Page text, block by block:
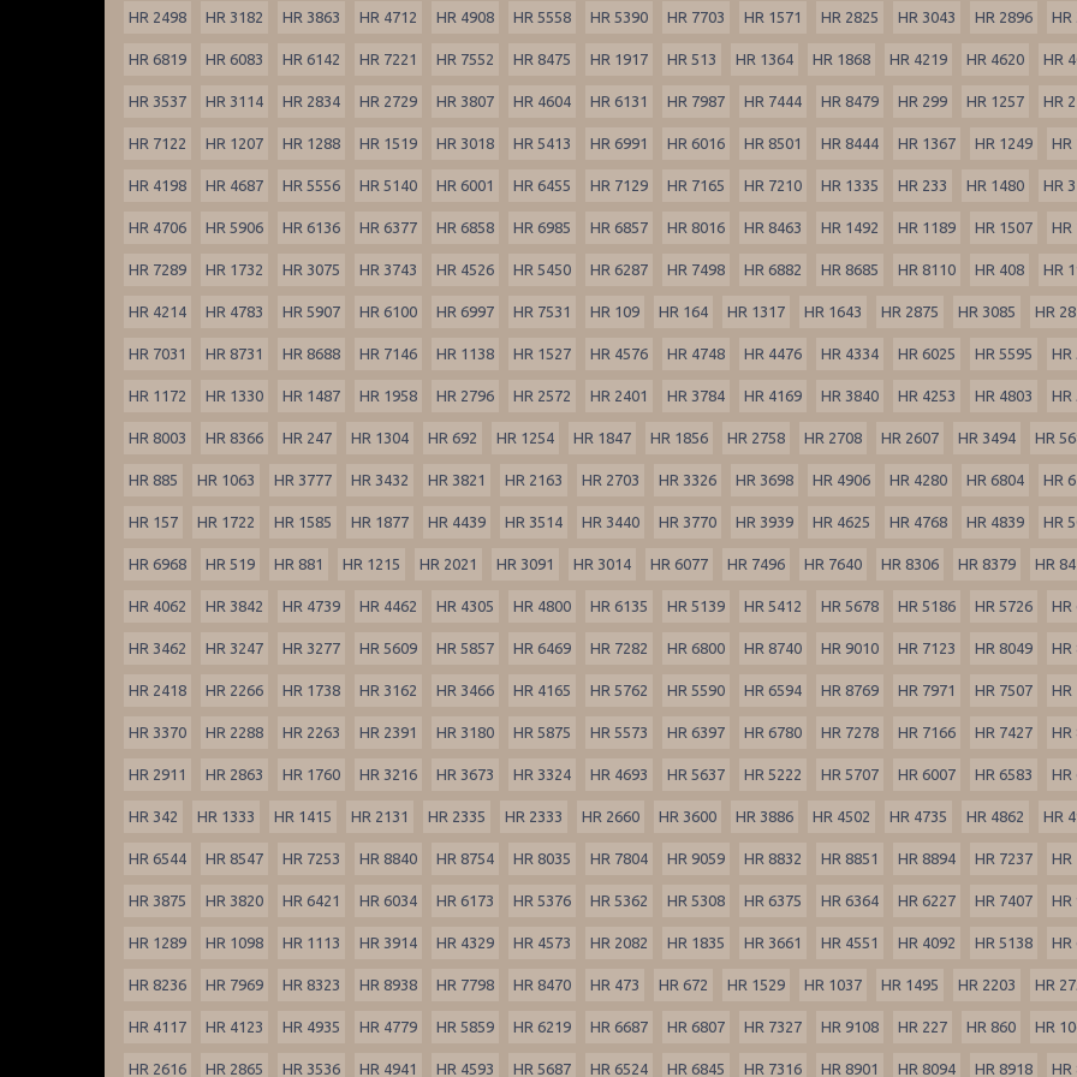
HR 2498 HR 3182 HR 3863 HR 4712 HR 4908 HR 5558 HR 5390 HR 7703 HR 1571 HR 2825 HR 3043 HR 2896 HR
HR 6819 HR 6083 HR 6142 HR 7221 HR 7552 HR 8475 HR 1917 HR 513 HR 1364 HR 1868 HR 4219 HR 4620 HR
HR 3537 HR 3114 HR 2834 HR 2729 HR 3807 HR 4604 HR 6131 HR 7987 HR 7444 HR 8479 HR 299 HR 1257 HR
HR 7122 HR 1207 HR 1288 HR 1519 HR 3018 HR 5413 HR 6991 HR 6016 HR 8501 HR 8444 HR 1367 HR 1249 HR
HR 4198 HR 4687 HR 5556 HR 5140 HR 6001 HR 6455 HR 7129 HR 7165 HR 7210 HR 1335 HR 233 HR 1480 HR
HR 4706 HR 5906 HR 6136 HR 6377 HR 6858 HR 6985 HR 6857 HR 8016 HR 8463 HR 1492 HR 1189 HR 1507 HR
HR 7289 HR 1732 HR 3075 HR 3743 HR 4526 HR 5450 HR 6287 HR 7498 HR 6882 HR 8685 HR 8110 HR 408 HR
HR 4214 HR 4783 HR 5907 HR 6100 HR 6997 HR 7531 HR 109 HR 164 HR 1317 HR 1643 HR 2875 HR 3085 HR
HR 7031 HR 8731 HR 8688 HR 7146 HR 1138 HR 1527 HR 4576 HR 4748 HR 4476 HR 4334 HR 6025 HR 5595 HR
HR 1172 HR 1330 HR 1487 HR 1958 HR 2796 HR 2572 HR 2401 HR 3784 HR 4169 HR 3840 HR 4253 HR 4803 HR
HR 8003 HR 8366 HR 247 HR 1304 HR 692 HR 1254 HR 1847 HR 1856 HR 2758 HR 2708 HR 2607 HR 3494 HR
HR 885 HR 1063 HR 3777 HR 3432 HR 3821 HR 2163 HR 2703 HR 3326 HR 3698 HR 4906 HR 4280 HR 6804 HR
HR 157 HR 1722 HR 1585 HR 1877 HR 4439 HR 3514 HR 3440 HR 3770 HR 3939 HR 4625 HR 4768 HR 4839 HR
HR 6968 HR 519 HR 881 HR 1215 HR 2021 HR 3091 HR 3014 HR 6077 HR 7496 HR 7640 HR 8306 HR 8379 HR
HR 4062 HR 3842 HR 4739 HR 4462 HR 4305 HR 4800 HR 6135 HR 5139 HR 5412 HR 5678 HR 5186 HR 5726 HR
HR 3462 HR 3247 HR 3277 HR 5609 HR 5857 HR 6469 HR 7282 HR 6800 HR 8740 HR 9010 HR 7123 HR 8049 HR
HR 2418 HR 2266 HR 1738 HR 3162 HR 3466 HR 4165 HR 5762 HR 5590 HR 6594 HR 8769 HR 7971 HR 7507 HR
HR 3370 HR 2288 HR 2263 HR 2391 HR 3180 HR 5875 HR 5573 HR 6397 HR 6780 HR 7278 HR 7166 HR 7427 HR
HR 2911 HR 2863 HR 1760 HR 3216 HR 3673 HR 3324 HR 4693 HR 5637 HR 5222 HR 5707 HR 6007 HR 6583 HR
HR 342 HR 1333 HR 1415 HR 2131 HR 2335 HR 2333 HR 2660 HR 3600 HR 3886 HR 4502 HR 4735 HR 4862 HR
HR 6544 HR 8547 HR 7253 HR 8840 HR 8754 HR 8035 HR 7804 HR 9059 HR 8832 HR 8851 HR 8894 HR 7237 HR
HR 3875 HR 3820 HR 6421 HR 6034 HR 6173 HR 5376 HR 5362 HR 5308 HR 6375 HR 6364 HR 6227 HR 7407 HR
HR 1289 HR 1098 HR 1113 HR 3914 HR 4329 HR 4573 HR 2082 HR 1835 HR 3661 HR 4551 HR 4092 HR 5138 HR
HR 8236 HR 7969 HR 8323 HR 8938 HR 7798 HR 8470 HR 473 HR 672 HR 1529 HR 1037 HR 1495 HR 2203 HR
HR 4117 HR 4123 HR 4935 HR 4779 HR 5859 HR 6219 HR 6687 HR 6807 HR 7327 HR 9108 HR 227 HR 860 HR
HR 2616 HR 2865 HR 3536 HR 4941 HR 4593 HR 5687 HR 6524 HR 6845 HR 7316 HR 8901 HR 8094 HR 8918 HR